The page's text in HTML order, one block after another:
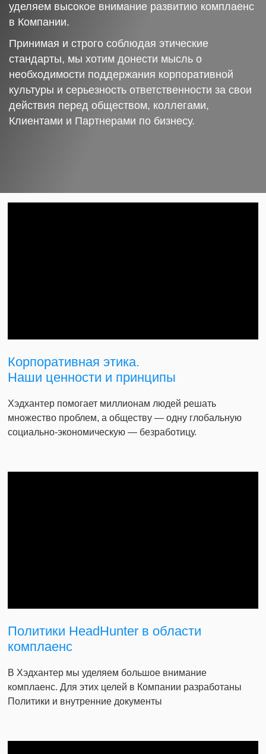
уделяем высокое внимание развитию комплаенс
в Компании.
Принимая и строго соблюдая этические
стандарты, мы хотим донести мысль о
необходимости поддержания корпоративной
культуры и серьезность ответственности за свои
действия перед обществом, коллегами,
Клиентами и Партнерами по бизнесу.
Корпоративная этика.
Наши ценности и принципы
Хэдхантер помогает миллионам людей решать
множество проблем, а обществу — одну глобальную
социально-экономическую — безработицу.
Политики HeadHunter в области
комплаенс
В Хэдхантер мы уделяем большое внимание
комплаенс. Для этих целей в Компании разработаны
Политики и внутренние документы